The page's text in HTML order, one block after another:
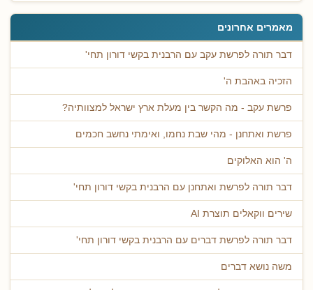
מאמרים אחרונים
דבר תורה לפרשת עקב עם הרבנית בקשי דורון תחי'
הזכיה באהבת ה'
פרשת עקב - מה הקשר בין מעלת ארץ ישראל למצוותיה?
פרשת ואתחנן - מהי שבת נחמו, ואימתי נחשב חכמים
ה' הוא האלוקים
דבר תורה לפרשת ואתחנן עם הרבנית בקשי דורון תחי'
שירים ווקאלים תוצרת AI
דבר תורה לפרשת דברים עם הרבנית בקשי דורון תחי'
משה נושא דברים